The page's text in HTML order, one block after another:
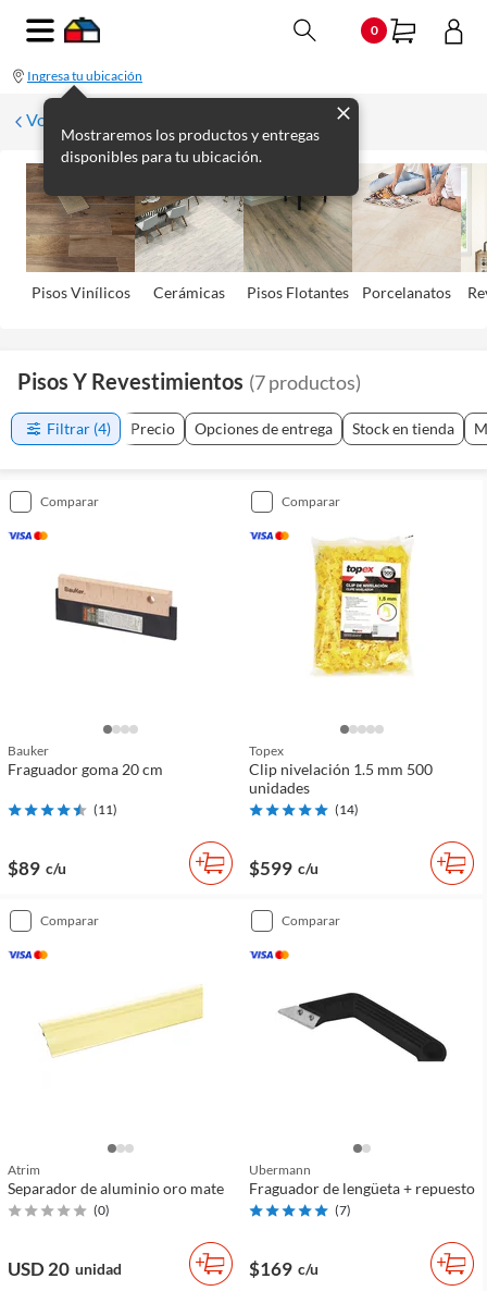
0
Ingresa tu ubicación
Mostraremos los productos y entregas
disponibles para tu ubicación.
Volver
Pisos Viní­licos Cerámicas Pisos Flotantes Porcelanatos
Pisos Y Revestimientos (7productos)
Filtrar (4) Precio Opciones de entrega Stock en tienda
comparar
Bauker
Fraguador goma 20 cm
(11)
$89 c/u
comparar
Topex
Clip nivelación 1.5 mm 500
unidades
(14)
$599 c/u
comparar
Atrim
Separador de aluminio oro mate
(0)
USD 20 unidad
comparar
Ubermann
Fraguador de lengüeta + repuesto
(7)
$169 c/u